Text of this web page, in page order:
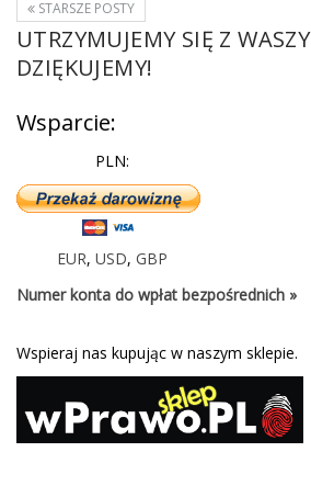
STARSZE POSTY
UTRZYMUJEMY SIĘ Z
DZIĘKUJEMY!
Wsparcie:
PLN:
EUR, USD, GBP
Numer konta do wpłat bezpośrednich »
Wspieraj nas kupując w naszym sklepie.